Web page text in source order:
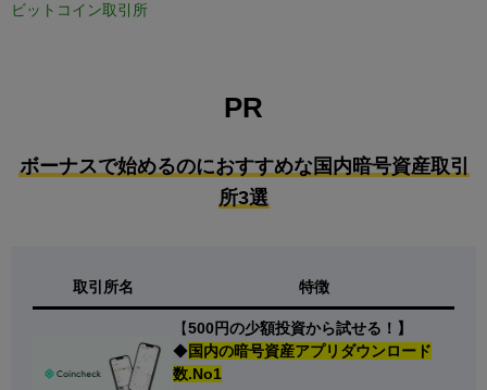
ビットコイン取引所
PR
ボーナスで始めるのにおすすめな国内暗号資産取引
所3選
取引所名 特徴
【500円の少額投資から試せる！】
◆国内の暗号資産アプリダウンロード
数.No1